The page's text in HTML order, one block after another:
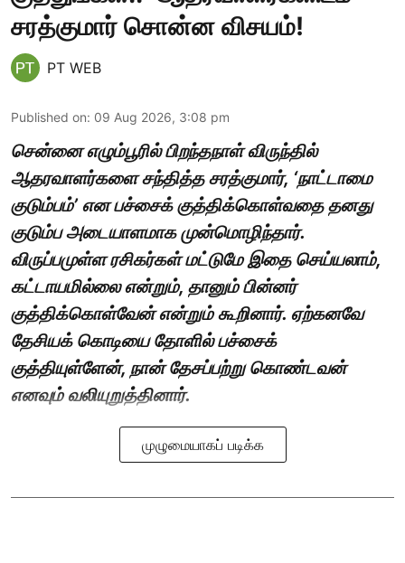
சரத்குமார் சொன்ன விசயம்!
PT WEB
Published on: 09 Aug 2026, 3:08 pm
சென்னை எழும்பூரில் பிறந்தநாள் விருந்தில்
ஆதரவாளர்களை சந்தித்த சரத்குமார், ‘நாட்டாமை
குடும்பம்’ என பச்சைக் குத்திக்கொள்வதை தனது
குடும்ப அடையாளமாக முன்மொழிந்தார்.
விருப்பமுள்ள ரசிகர்கள் மட்டுமே இதை செய்யலாம்,
கட்டாயமில்லை என்றும், தானும் பின்னர்
குத்திக்கொள்வேன் என்றும் கூறினார். ஏற்கனவே
தேசியக் கொடியை தோளில் பச்சைக்
குத்தியுள்ளேன், நான் தேசப்பற்று கொண்டவன்
எனவும் வலியுறுத்தினார்.
முழுமையாகப் படிக்க